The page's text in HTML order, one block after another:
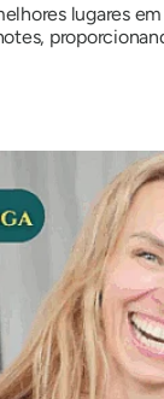
lugares